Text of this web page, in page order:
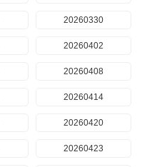
20260330
20260402
20260408
20260414
20260420
20260423